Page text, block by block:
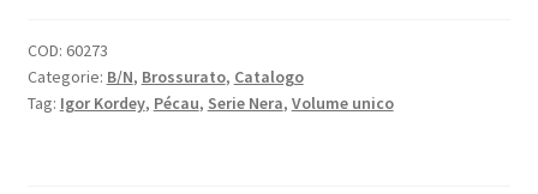
COD: 60273
Categorie: B/N, Brossurato, Catalogo
Tag: Igor Kordey, Pécau, Serie Nera, Volume unico